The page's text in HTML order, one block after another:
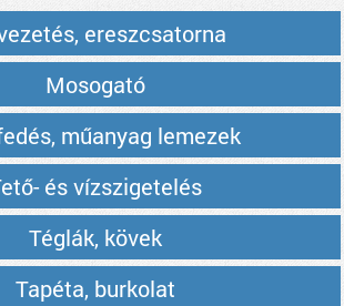
ereszcsatorna
Mosogató
műanyag lemezek
és vízszigetelés
Téglák, kövek
Tapéta, burkolat